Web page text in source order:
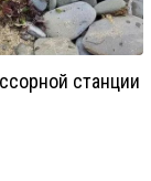
станции